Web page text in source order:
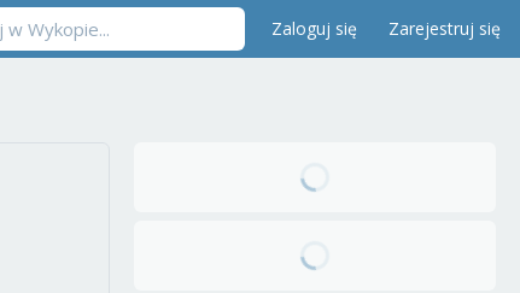
Zaloguj się Zarejestruj się